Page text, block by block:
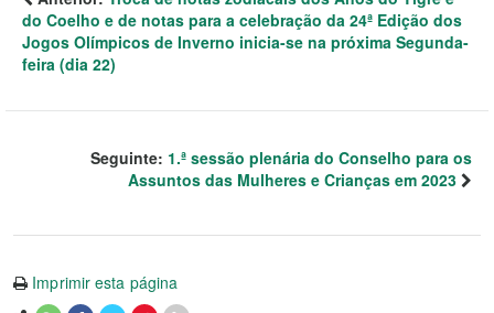
do Coelho e de notas para a celebração da 24ª Edição dos
Jogos Olímpicos de Inverno inicia-se na próxima Segunda-
feira (dia 22)
Seguinte: 1.ª sessão plenária do Conselho para os
Assuntos das Mulheres e Crianças em 2023
Imprimir esta página